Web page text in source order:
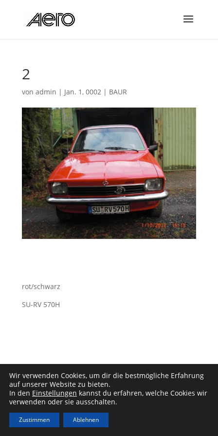
2
von admin | Jan. 1, 0002| BAUR
rot/schwarz
SU-RV 570H
Impressum|Datenschutz
Wir verwenden Cookies, um dir die bestmögliche Erfahrung
auf unserer Website zu bieten.
In den Einstellungen kannst du erfahren, welche Cookies wir
verwenden oder sie ausschalten.
Zustimmen Ablehnen